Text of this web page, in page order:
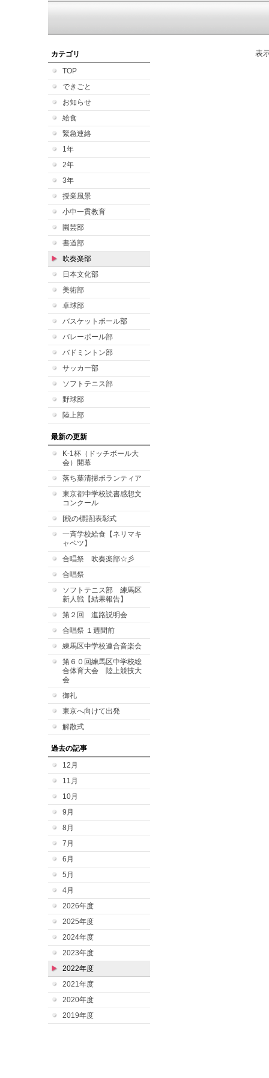
カテゴリ
TOP
できごと
お知らせ
給食
緊急連絡
1年
2年
3年
授業風景
小中一貫教育
園芸部
書道部
吹奏楽部
日本文化部
美術部
卓球部
バスケットボール部
バレーボール部
バドミントン部
サッカー部
ソフトテニス部
野球部
陸上部
最新の更新
K-1杯（ドッチボール大
会）開幕
落ち葉清掃ボランティア
東京都中学校読書感想文
コンクール
[税の標語]表彰式
一斉学校給食【ネリマキ
ャベツ】
合唱祭 吹奏楽部☆彡
合唱祭
ソフトテニス部 練馬区
新人戦【結果報告】
第２回 進路説明会
合唱祭 １週間前
練馬区中学校連合音楽会
第６０回練馬区中学校総
合体育大会 陸上競技大
会
御礼
東京へ向けて出発
解散式
過去の記事
12月
11月
10月
9月
8月
7月
6月
5月
4月
2026年度
2025年度
2024年度
2023年度
2022年度
2021年度
2020年度
2019年度
表